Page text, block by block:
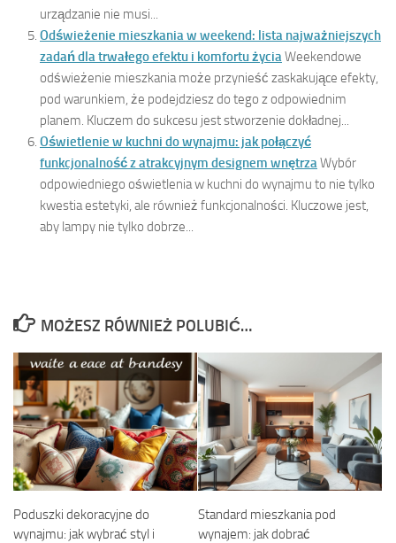
urządzanie nie musi...
Odświeżenie mieszkania w weekend: lista najważniejszych
zadań dla trwałego efektu i komfortu życia Weekendowe
odświeżenie mieszkania może przynieść zaskakujące efekty,
pod warunkiem, że podejdziesz do tego z odpowiednim
planem. Kluczem do sukcesu jest stworzenie dokładnej...
Oświetlenie w kuchni do wynajmu: jak połączyć
funkcjonalność z atrakcyjnym designem wnętrza Wybór
odpowiedniego oświetlenia w kuchni do wynajmu to nie tylko
kwestia estetyki, ale również funkcjonalności. Kluczowe jest,
aby lampy nie tylko dobrze...
MOŻESZ RÓWNIEŻ POLUBIĆ…
Poduszki dekoracyjne do
wynajmu: jak wybrać styl i
Standard mieszkania pod
wynajem: jak dobrać